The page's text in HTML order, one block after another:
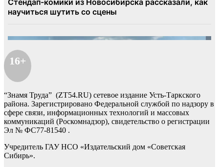
16+
“Знамя Труда” (ZT54.RU) сетевое издание Усть-Таркского
района. Зарегистрировано Федеральной службой по надзору в
сфере связи, информационных технологий и массовых
коммуникаций (Роскомнадзор), свидетельство о регистрации
Эл № ФС77-81540 .
Учредитель ГАУ НСО «Издательский дом «Советская
Сибирь».